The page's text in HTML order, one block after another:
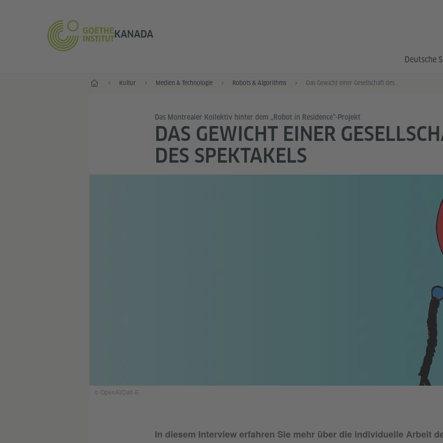
KANADA
Deutsche
Start Kultur Medien & Technologie Robots & Algorithms Das Gewicht einer Gesellschaft des Spektakels
Das Montrealer Kollektiv hinter dem „Robot in Residence“-Projekt
DAS GEWICHT EINER
DES SPEKTAKELS
© OpenAI/Dall-E
In diesem Interview erfahren Sie mehr über die individuelle Arbeit